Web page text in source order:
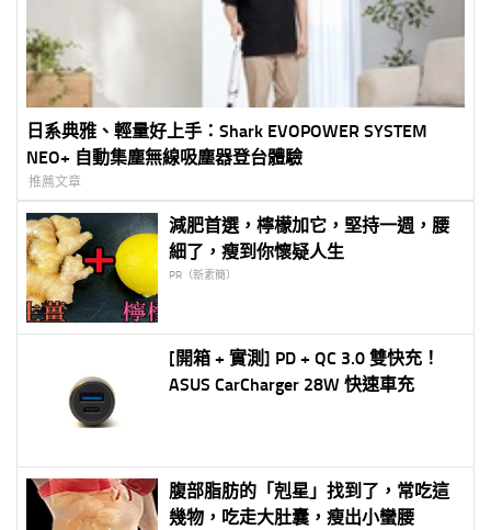
日系典雅、輕量好上手：Shark EVOPOWER SYSTEM
NEO+ 自動集塵無線吸塵器登台體驗
推薦文章
減肥首選，檸檬加它，堅持一週，腰
細了，瘦到你懷疑人生
PR（新素簡）
[開箱 + 實測] PD + QC 3.0 雙快充！
ASUS CarCharger 28W 快速車充
腹部脂肪的「剋星」找到了，常吃這
幾物，吃走大肚囊，瘦出小蠻腰